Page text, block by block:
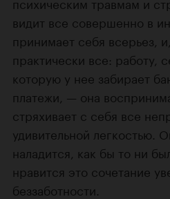
видит все совершенно в
принимает себя всерьез,
практически все: работу,
которую у нее забирает
платежи, — она
стряхивает с себя все
удивительной легкостью.
наладится, как бы то ни
нравится это сочетание
беззаботности.